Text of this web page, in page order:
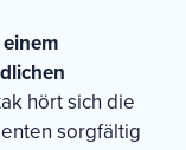
hört sich die
sorgfältig